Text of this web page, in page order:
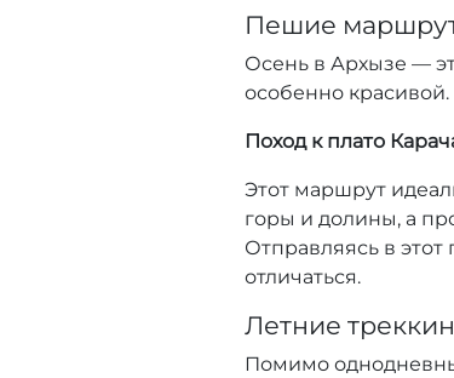
Пешие
Осень в Архызе —
особенно красивой.
Поход к плато
Этот маршрут
горы и долины, а
Отправляясь в этот
отличаться.
Летние
Помимо